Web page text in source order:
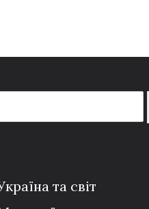
та світ